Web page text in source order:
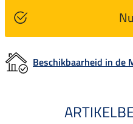
Beschikbaarheid in de